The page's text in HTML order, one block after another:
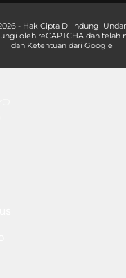
- Hak Cipta Dilindungi
oleh reCAPTCHA dan telah
dan Ketentuan dari Google